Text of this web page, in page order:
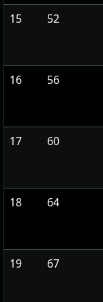
15 52
16 56
17 60
18 64
19 67